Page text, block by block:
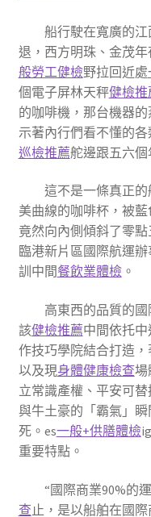
船行駛在寬廣的
退，西方明珠、金茂
般勞工健檢野拉回近處
個電子屏林天秤健檢推
的咖啡機，那台機器
示著內行們看不懂的
巡檢推薦舵邊跟五六個
這不是一條真正
美曲線的咖啡杯，被
竟然向內側傾斜了零
臨港新片區國際航運
訓中間餐飲業體檢。
高東西的品質的
該健檢推薦中間依托
作技巧學院結合打造
以及現身體健康檢查場
立常識產權、平安可
與牛土豪的「霸氣」
死。es一般+供膳體檢
重要特點。
“國際商業90%的
查 止，是以船舶在國